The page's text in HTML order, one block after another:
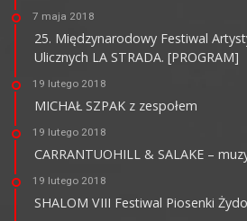
7 maja 2018
25. Międzynarodowy Festiwal
Ulicznych LA STRADA. [PROGRAM]
19 lutego 2018
MICHAŁ SZPAK z zespołem
19 lutego 2018
CARRANTUOHILL & SALAKE –
19 lutego 2018
SHALOM VIII Festiwal Piosenki